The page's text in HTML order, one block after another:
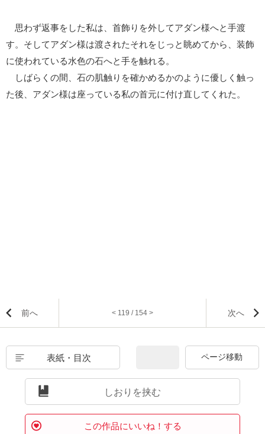
思わず返事をした私は、首飾りを外してアダン様へと手渡
す。そしてアダン様は渡されたそれをじっと眺めてから、装飾
に使われている水色の石へと手を触れる。
しばらくの間、石の肌触りを確かめるかのように優しく触っ
た後、アダン様は座っている私の首元に付け直してくれた。
前へ < 119 / 154 > 次へ
表紙・目次
しおりを挟む
この作品にいいね！する